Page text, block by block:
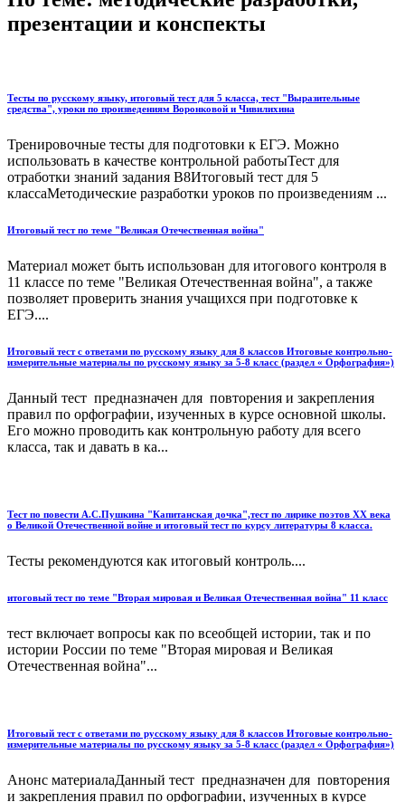
презентации и конспекты
Тесты по русскому языку, итоговый тест для 5 класса, тест "Выразительные
средства", уроки по произведениям Воронковой и Чивилихина
Тренировочные тесты для подготовки к ЕГЭ. Можно
использовать в качестве контрольной работыТест для
отработки знаний задания В8Итоговый тест для 5
классаМетодические разработки уроков по произведениям ...
Итоговый тест по теме "Великая Отечественная война"
Материал может быть использован для итогового контроля в
11 классе по теме "Великая Отечественная война", а также
позволяет проверить знания учащихся при подготовке к
ЕГЭ....
Итоговый тест с ответами по русскому языку для 8 классов Итоговые контрольно-
измерительные материалы по русскому языку за 5-8 класс (раздел « Орфография»)
Данный тест предназначен для повторения и закрепления
правил по орфографии, изученных в курсе основной школы.
Его можно проводить как контрольную работу для всего
класса, так и давать в ка...
Тест по повести А.С.Пушкина "Капитанская дочка",тест по лирике поэтов ХХ века
о Великой Отечественной войне и итоговый тест по курсу литературы 8 класса.
Тесты рекомендуются как итоговый контроль....
итоговый тест по теме "Вторая мировая и Великая Отечественная война" 11 класс
тест включает вопросы как по всеобщей истории, так и по
истории России по теме "Вторая мировая и Великая
Отечественная война"...
Итоговый тест с ответами по русскому языку для 8 классов Итоговые контрольно-
измерительные материалы по русскому языку за 5-8 класс (раздел « Орфография»)
Анонс материалаДанный тест предназначен для повторения
и закрепления правил по орфографии, изученных в курсе